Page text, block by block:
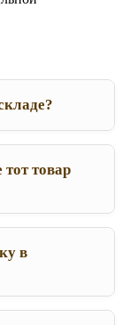
товар
в